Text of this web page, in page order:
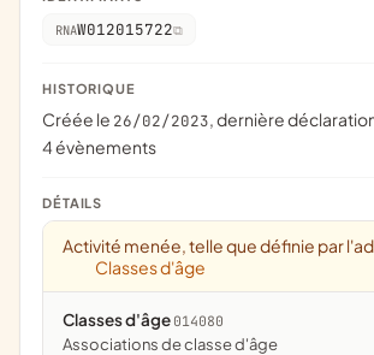
RNAW012015722
HISTORIQUE
Créée le 26/02/2023, dernière
4 évènements
DÉTAILS
Activité menée, telle que définie par
Classes d'âge
Classes d'âge 014080
associations de classe d'âge